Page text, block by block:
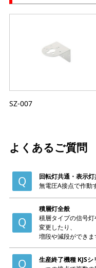
SZ-007
よくあるご質問
回転灯共通・表示
無電圧A接点で作動
積層灯全般
積層タイプの信号
変更したり、
増段や減段ができま
生産終了機種 KJS